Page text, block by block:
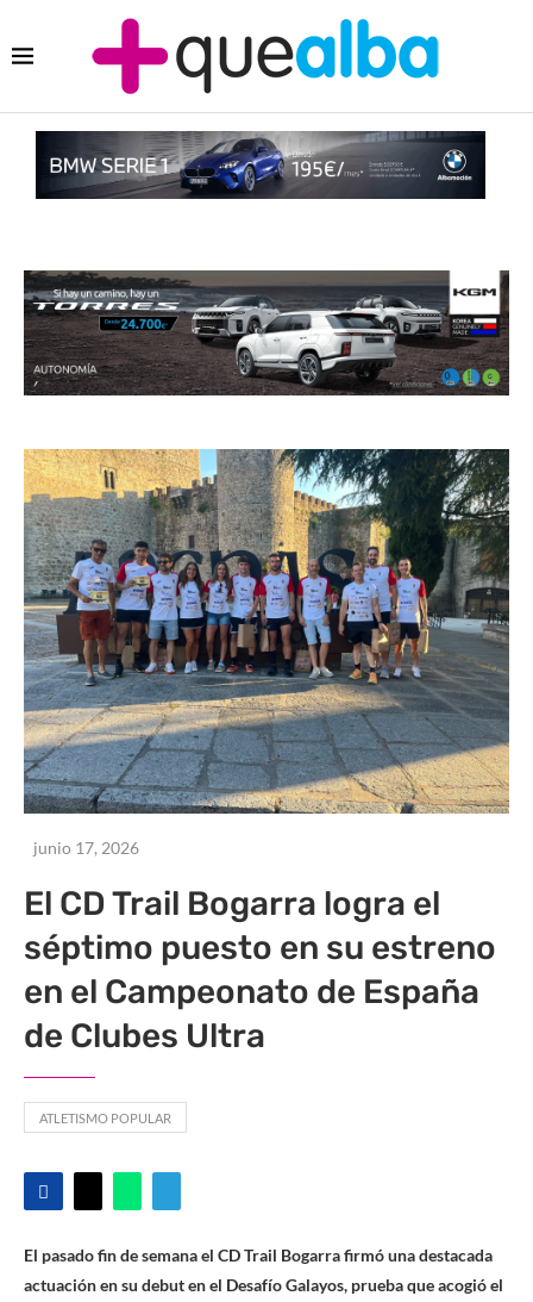
junio 17, 2026
El CD Trail Bogarra logra el
séptimo puesto en su estreno
en el Campeonato de España
de Clubes Ultra
ATLETISMO POPULAR
El pasado fin de semana el CD Trail Bogarra firmó una destacada
actuación en su debut en el Desafío Galayos, prueba que acogió el